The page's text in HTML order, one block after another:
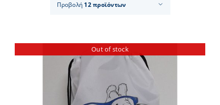
Προβολή 12 προϊόντων
Out of stock